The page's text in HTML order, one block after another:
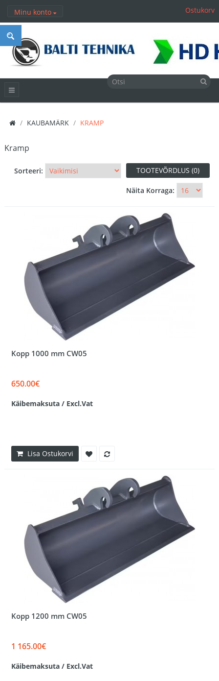
Minu konto Ostukorv
KAUBAMÄRK KRAMP
Kramp
TOOTEVÕRDLUS (0)
Sorteeri:
Näita Korraga:
Kopp 1000 mm CW05
650.00€
Käibemaksuta / Excl.Vat
Lisa Ostukorvi
Kopp 1200 mm CW05
1 165.00€
Käibemaksuta / Excl.Vat